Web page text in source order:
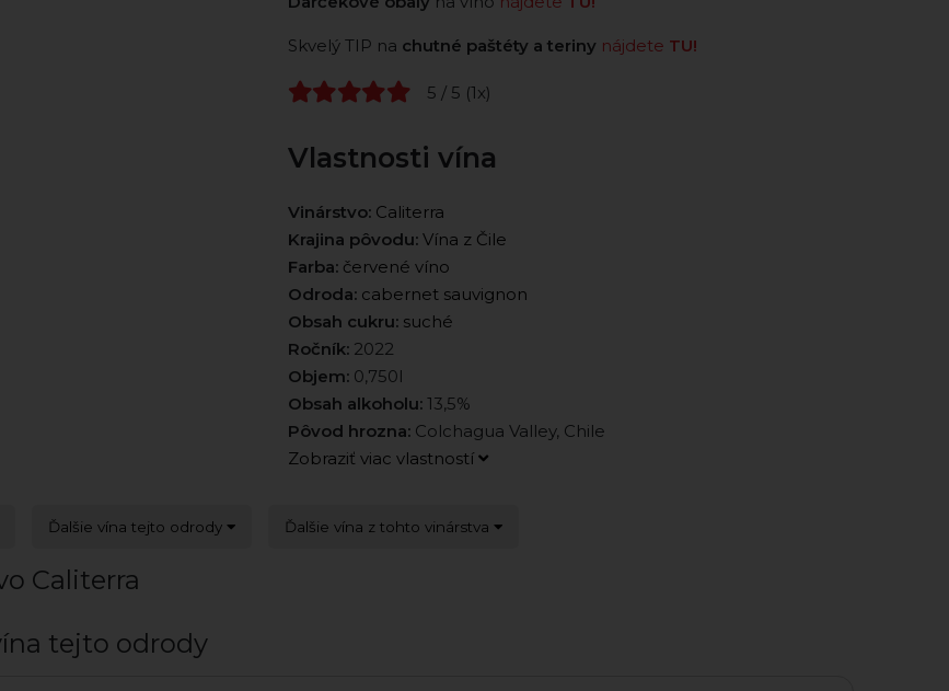
Skvelý TIP na chutné paštéty a teriny nájdete TU!
5 / 5 (1x)
Vlastnosti vína
Vinárstvo: Caliterra
Krajina pôvodu: Vína z Čile
Farba: červené víno
Odroda: cabernet sauvignon
Obsah cukru: suché
Ročník:2022
Objem:0,750l
Obsah alkoholu:13,5%
Pôvod hrozna:Colchagua Valley, Chile
Zobraziť viac vlastností
Ďalšie vína tejto odrody Ďalšie vína z tohto vinárstva
Caliterra
tejto odrody